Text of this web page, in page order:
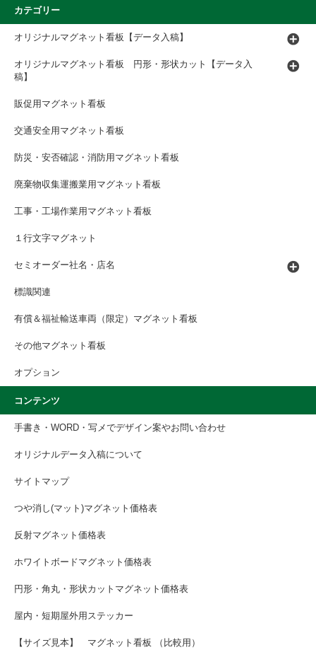
カテゴリー
オリジナルマグネット看板【データ入稿】
オリジナルマグネット看板 円形・形状カット【データ入
稿】
販促用マグネット看板
交通安全用マグネット看板
防災・安否確認・消防用マグネット看板
廃棄物収集運搬業用マグネット看板
工事・工場作業用マグネット看板
１行文字マグネット
セミオーダー社名・店名
標識関連
有償＆福祉輸送車両（限定）マグネット看板
その他マグネット看板
オプション
コンテンツ
手書き・WORD・写メでデザイン案やお問い合わせ
オリジナルデータ入稿について
サイトマップ
つや消し(マット)マグネット価格表
反射マグネット価格表
ホワイトボードマグネット価格表
円形・角丸・形状カットマグネット価格表
屋内・短期屋外用ステッカー
【サイズ見本】 マグネット看板 （比較用）